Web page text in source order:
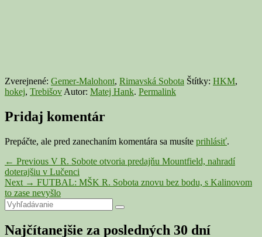
Zverejnené: Gemer-Malohont, Rimavská Sobota Štítky: HKM,
hokej, Trebišov Autor: Matej Hank. Permalink
Pridaj komentár
Prepáčte, ale pred zanechaním komentára sa musíte prihlásiť.
Navigácia
v
článku
← Previous Previous
post:
V R. Sobote otvoria predajňu Mountfield, nahradí
doterajšiu v Lučenci
Next → Next
post:
FUTBAL: MŠK R. Sobota znovu bez bodu, s Kalinovom
to zase nevyšlo
Primary
Sidebar
Search
for:
Search
Najčítanejšie za posledných 30 dní